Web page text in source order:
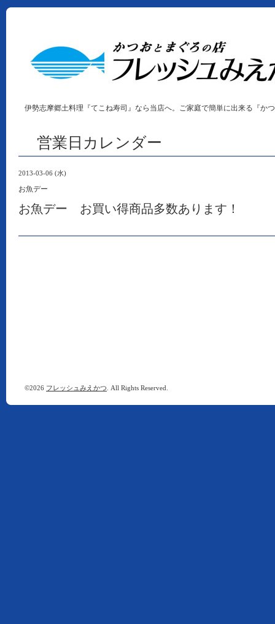
伊勢志摩郷土料理『てこね寿司』なら当店へ。ご家庭で簡単に出来る『か
営業日カレンダー
2013-03-06 (水)
お魚デー
お魚デー お買い得商品多数あります！
©2026 フレッシュみえかつ . All Rights Reserved.